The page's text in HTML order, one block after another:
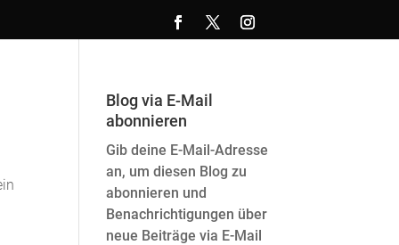
Blog via E-Mail
abonnieren
Gib deine E-Mail-Adresse
an, um diesen Blog zu
abonnieren und
Benachrichtigungen über
neue Beiträge via E-Mail